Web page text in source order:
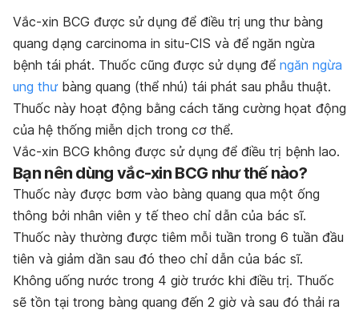
Vắc-xin BCG được sử dụng để điều trị ung thư bàng
quang dạng carcinoma in situ-CIS và để ngăn ngừa
bệnh tái phát. Thuốc cũng được sử dụng để ngăn ngừa
ung thưbàng quang (thể nhú) tái phát sau phẫu thuật.
Thuốc này hoạt động bằng cách tăng cường họat động
của hệ thống miễn dịch trong cơ thể.
Vắc-xin BCG không được sử dụng để điều trị bệnh lao.
Bạn nên dùng vắc-xin BCG như thế nào?
Thuốc này được bơm vào bàng quang qua một ống
thông bởi nhân viên y tế theo chỉ dẫn của bác sĩ.
Thuốc này thường được tiêm mỗi tuần trong 6 tuần đầu
tiên và giảm dần sau đó theo chỉ dẫn của bác sĩ.
Không uống nước trong 4 giờ trước khi điều trị. Thuốc
sẽ tồn tại trong bàng quang đến 2 giờ và sau đó thải ra